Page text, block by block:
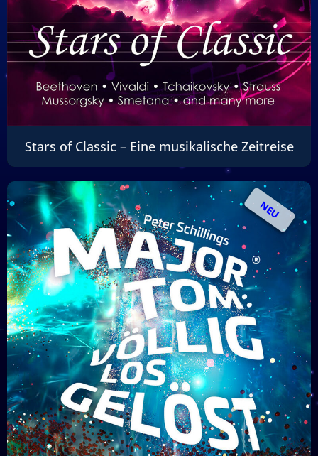
Stars of Classic – Eine musikalische Zeitreise
NEU